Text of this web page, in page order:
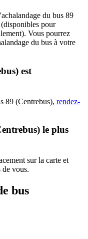
du bus 89
(disponibles pour
Vous pourrez
du bus à votre
est
89 (Centrebus), rendez-
le plus
sur la carte et
de vous.
bus